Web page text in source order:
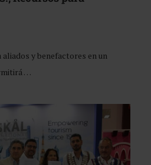
y benefactores en un
…